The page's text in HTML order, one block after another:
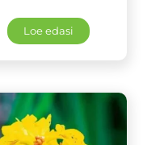
Loe edasi